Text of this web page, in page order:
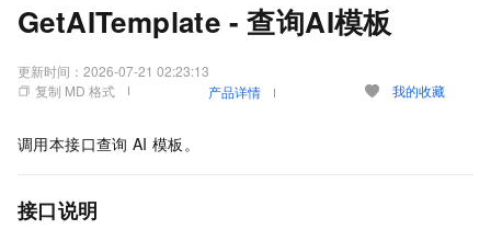
GetAITemplate - 查询AI模板
更新时间： 2026-07-21 02:23:13
复制 MD 格式
产品详情 我的收藏
调用本接口查询 AI 模板。
接口说明